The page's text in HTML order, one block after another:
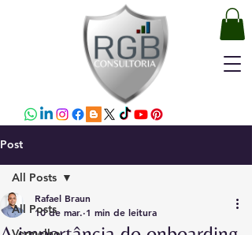
Post
All Posts
All Posts
Rafael Braun
10 de mar. 1 min de leitura